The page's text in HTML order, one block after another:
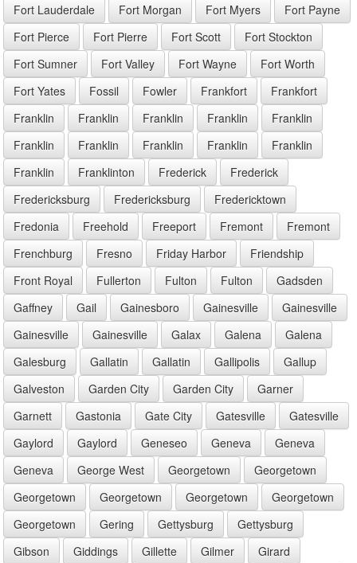
Fort Lauderdale
Fort Morgan Fort Myers
Fort Payne
Fort Pierce
Fort Pierre Fort Scott
Fort Stockton
Fort Sumner
Fort Valley Fort Wayne
Fort Worth
Fort Yates
Fossil Fowler Frankfort
Frankfort
Franklin
Franklin Franklin Franklin
Franklin
Franklin
Franklin Franklin Franklin
Franklin
Franklin
Franklinton Frederick
Frederick
Fredericksburg
Fredericksburg
Fredericktown
Fredonia
Freehold Freeport Fremont
Fremont
Frenchburg
Fresno Friday Harbor
Friendship
Front Royal
Fullerton Fulton Fulton
Gadsden
Gaffney
Gail Gainesboro Gainesville
Gainesville
Gainesville
Gainesville Galax Galena
Galena
Galesburg
Gallatin Gallatin Gallipolis
Gallup
Galveston
Garden City Garden City
Garner
Garnett
Gastonia Gate City Gatesville
Gatesville
Gaylord
Gaylord Geneseo Geneva
Geneva
Geneva
George West Georgetown
Georgetown
Georgetown
Georgetown Georgetown
Georgetown
Georgetown
Gering Gettysburg
Gettysburg
Gibson
Giddings Gillette Gilmer
Girard